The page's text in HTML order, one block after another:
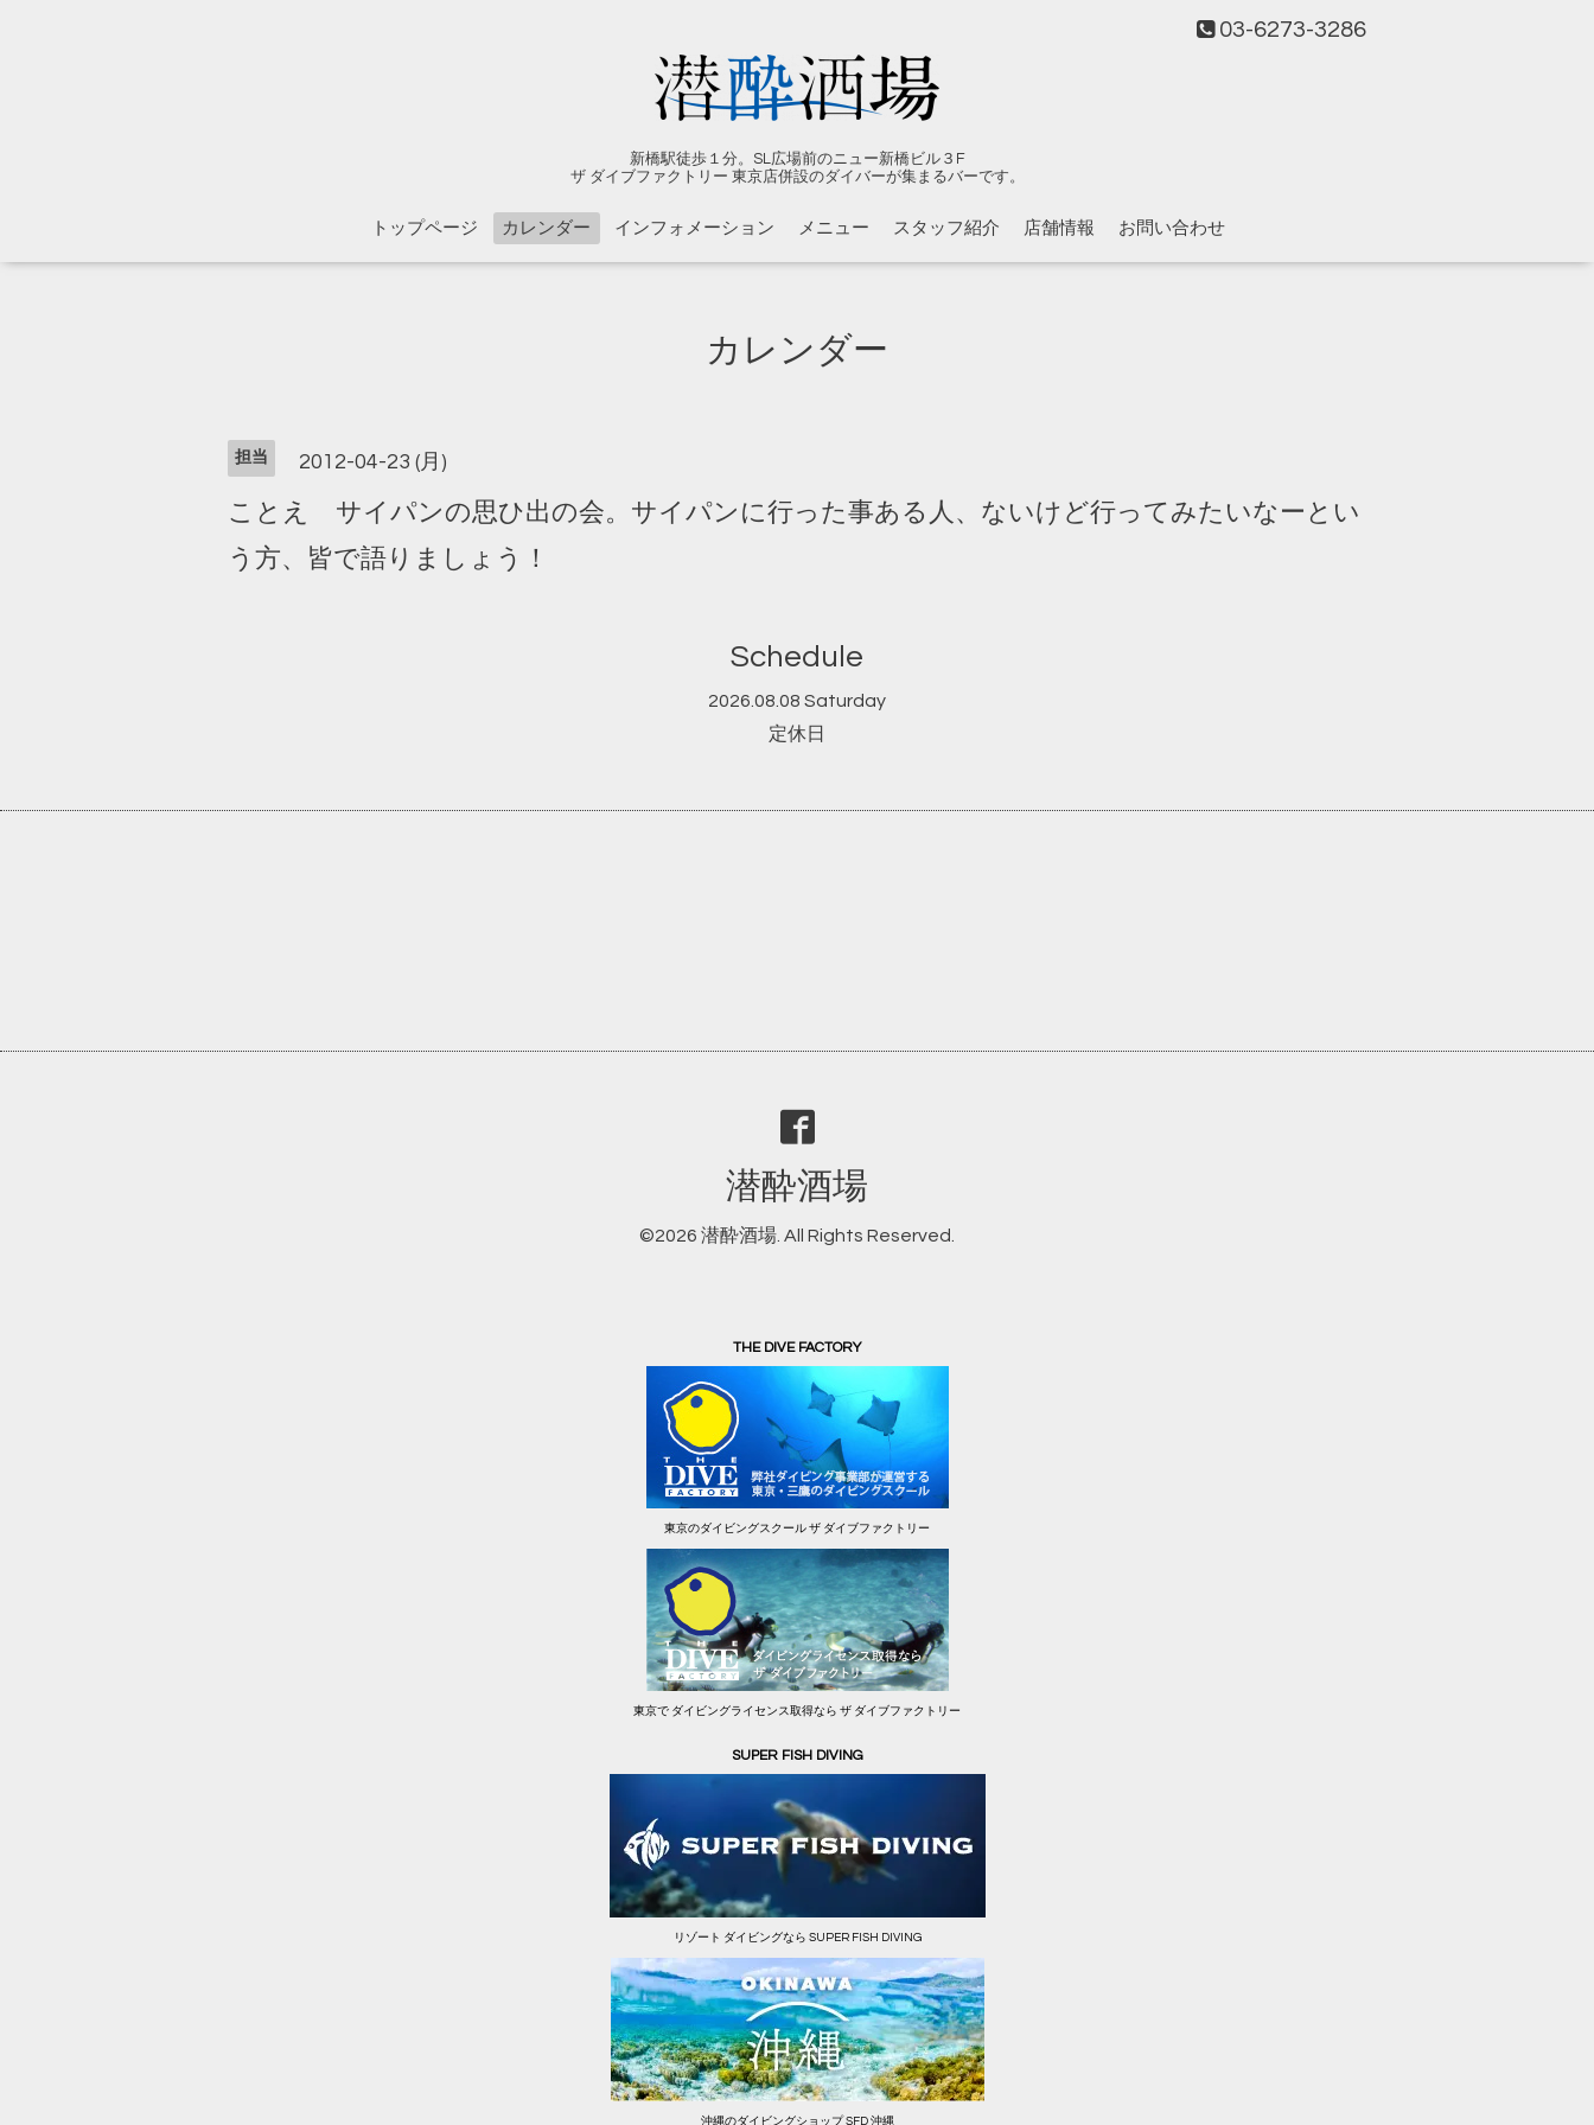
03-6273-3286
新橋駅徒歩１分。SL広場前のニュー新橋ビル３F
ザ ダイブファクトリー 東京店併設のダイバーが集まるバーです。
トップページ カレンダー インフォメーション メニュー スタッフ紹介 店舗情報 お問い合わせ
カレンダー
担当 2012-04-23 (月)
ことえ サイパンの思ひ出の会。サイパンに行った事ある人、ないけど行ってみたいなーとい
う方、皆で語りましょう！
Schedule
2026.08.08 Saturday
定休日
潜酔酒場
©2026 潜酔酒場 . All Rights Reserved.
THE DIVE FACTORY
東京のダイビングスクール ザ ダイブファクトリー
東京で ダイビングライセンス取得なら ザ ダイブファクトリー
SUPER FISH DIVING
リゾート ダイビングなら SUPER FISH DIVING
沖縄のダイビングショップ SFD 沖縄